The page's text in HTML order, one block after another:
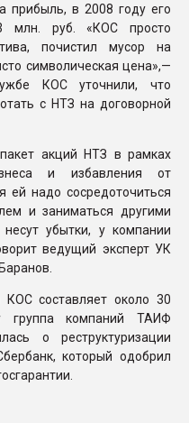
прибыль, в 2008 году его
млн. руб. «КОС просто
почистил мусор на
символическая цена»,—
КОС уточнили, что
с НТЗ на договорной
акций НТЗ в рамках
и избавления от
ей надо сосредоточиться
и заниматься другими
убытки, у компании
ведущий эксперт УК
КОС составляет около 30
компаний ТАИФ
о реструктуризации
который одобрил